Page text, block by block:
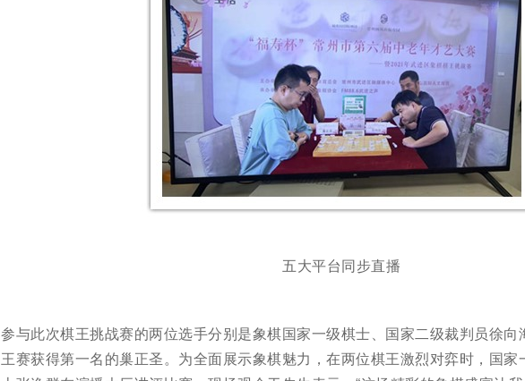
五大平台同步直播
参与此次棋王挑战赛的两位选手分别是象棋国家一级棋士、国家二级裁判员徐向
王赛获得第一名的巢正圣。为全面展示象棋魅力，在两位棋王激烈对弈时，国家